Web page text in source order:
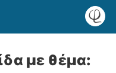
με θέμα: